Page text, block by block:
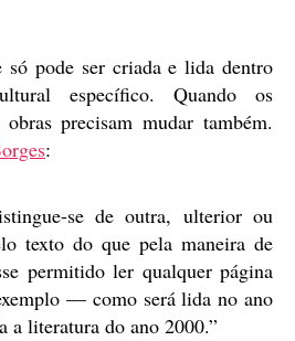
só pode ser criada e lida dentro
específico. Quando os
precisam mudar também.
:
se de outra, ulterior ou
texto do que pela maneira de
permitido ler qualquer página
— como será lida no ano
a literatura do ano 2000.”